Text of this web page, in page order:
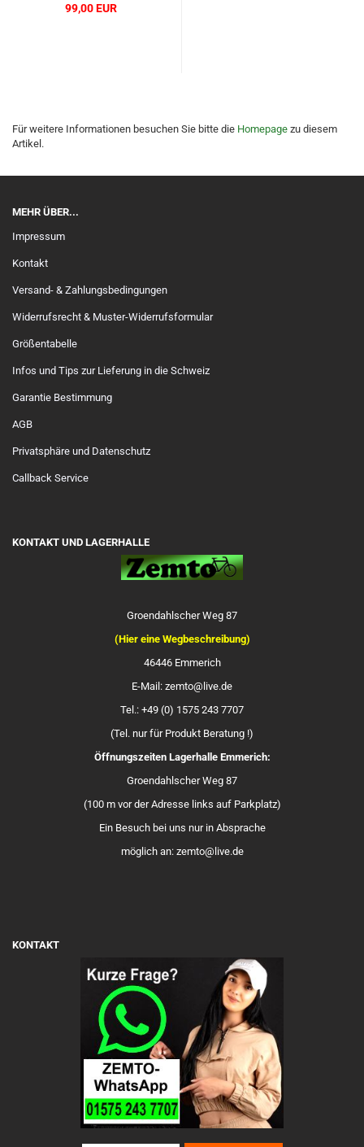
99,00 EUR
Für weitere Informationen besuchen Sie bitte die Homepage zu diesem
Artikel.
MEHR ÜBER...
Impressum
Kontakt
Versand- & Zahlungsbedingungen
Widerrufsrecht & Muster-Widerrufsformular
Größentabelle
Infos und Tips zur Lieferung in die Schweiz
Garantie Bestimmung
AGB
Privatsphäre und Datenschutz
Callback Service
KONTAKT UND LAGERHALLE
Groendahlscher Weg 87
(Hier eine Wegbeschreibung)
46446 Emmerich
E-Mail: zemto@live.de
Tel.: +49 (0) 1575 243 7707
(Tel. nur für Produkt Beratung !)
Öffnungszeiten Lagerhalle Emmerich:
Groendahlscher Weg 87
(100 m vor der Adresse links auf Parkplatz)
Ein Besuch bei uns nur in Absprache
möglich an: zemto@live.de
KONTAKT